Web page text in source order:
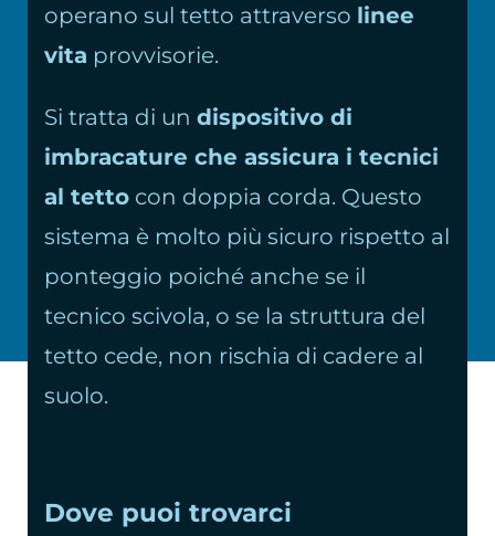
operano sul tetto attraverso linee
vita provvisorie.
Si tratta di un dispositivo di
imbracature che assicura i tecnici
al tetto con doppia corda. Questo
sistema è molto più sicuro rispetto al
ponteggio poiché anche se il
tecnico scivola, o se la struttura del
tetto cede, non rischia di cadere al
suolo.
Dove puoi trovarci